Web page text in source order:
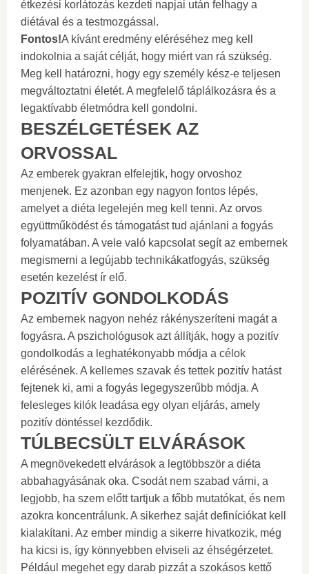
étkezési korlátozás kezdeti napjai után felhagy a
diétával és a testmozgással.
Fontos!A kívánt eredmény eléréséhez meg kell
indokolnia a saját célját, hogy miért van rá szükség.
Meg kell határozni, hogy egy személy kész-e teljesen
megváltoztatni életét. A megfelelő táplálkozásra és a
legaktívabb életmódra kell gondolni.
BESZÉLGETÉSEK AZ
ORVOSSAL
Az emberek gyakran elfelejtik, hogy orvoshoz
menjenek. Ez azonban egy nagyon fontos lépés,
amelyet a diéta legelején meg kell tenni. Az orvos
együttműködést és támogatást tud ajánlani a fogyás
folyamatában. A vele való kapcsolat segít az embernek
megismerni a legújabb technikákatfogyás, szükség
esetén kezelést ír elő.
POZITÍV GONDOLKODÁS
Az embernek nagyon nehéz rákényszeríteni magát a
fogyásra. A pszichológusok azt állítják, hogy a pozitív
gondolkodás a leghatékonyabb módja a célok
elérésének. A kellemes szavak és tettek pozitív hatást
fejtenek ki, ami a fogyás legegyszerűbb módja. A
felesleges kilók leadása egy olyan eljárás, amely
pozitív döntéssel kezdődik.
TÚLBECSÜLT ELVÁRÁSOK
A megnövekedett elvárások a legtöbbször a diéta
abbahagyásának oka. Csodát nem szabad várni, a
legjobb, ha szem előtt tartjuk a főbb mutatókat, és nem
azokra koncentrálunk. A sikerhez saját definíciókat kell
kialakítani. Az ember mindig a sikerre hivatkozik, még
ha kicsi is, így könnyebben elviseli az éhségérzetet.
Például megehet egy darab pizzát a szokásos kettő